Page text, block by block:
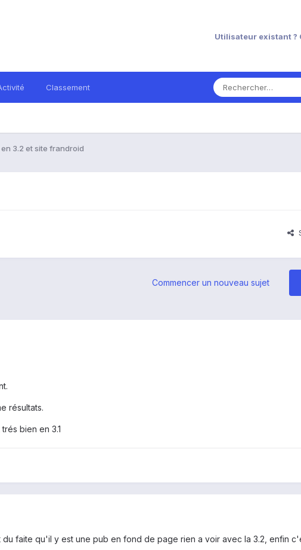
Utilisateur existant ?
Classement
3.2 et site frandroid
Commencer un nouveau sujet
résultats.
bien en 3.1
faite qu'il y est une pub en fond de page rien a voir avec la 3.2, enfin